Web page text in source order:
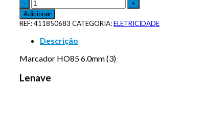
Adicionar
REF:411850683 CATEGORIA:ELETRICIDADE
Descrição
Marcador HO85 6.0mm (3)
Lenave